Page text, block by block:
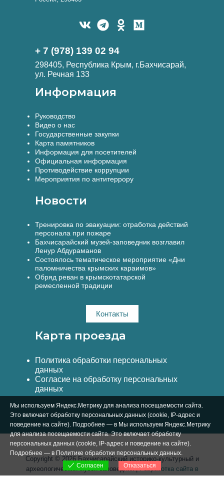
+ 7 (978) 139 02 94
298405, Республика Крым, г.Бахчисарай,
ул. Речная 133
Информация
Руководство
Видео о нас
Государственные закупки
Карта памятников
Информация для посетителей
Официальная информация
Противодействие коррупции
Мероприятия по антитеррору
Новости
Тренировка по эвакуации: отработка действий
персонала при пожаре
Бахчисарайский музей-заповедник возглавил
Ленур Абдураманов
Состоялось тематическое мероприятие «Дни
паломничества крымских караимов»
Обряд реван в крымскотатарской
ремесленной традиции
Контакты
Карта проезда
Политика обработки персональных
данных
Согласие на обработку персональных
данных
Copyright © 2026 Бахчисарайский историко-культурный и
археологический музей-заповедник |Разработка сайта в
Мы используем Яндекс.Метрику для анализа посещаемости сайта.
Это включает обработку персональных данных (cookie, IP-адрес и
поведение на сайте). Подробнее — в Мы используем Яндекс.Метрику
для анализа посещаемости сайта. Это включает обработку
персональных данных (cookie, IP-адрес и поведение на сайте).
Подробнее — в Политике обработки персональных данных.
Согласен
Отказаться